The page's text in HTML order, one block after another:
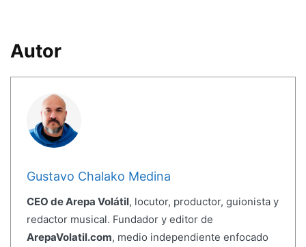
Autor
Gustavo Chalako Medina
CEO de Arepa Volátil, locutor, productor, guionista y
redactor musical. Fundador y editor de
ArepaVolatil.com, medio independiente enfocado